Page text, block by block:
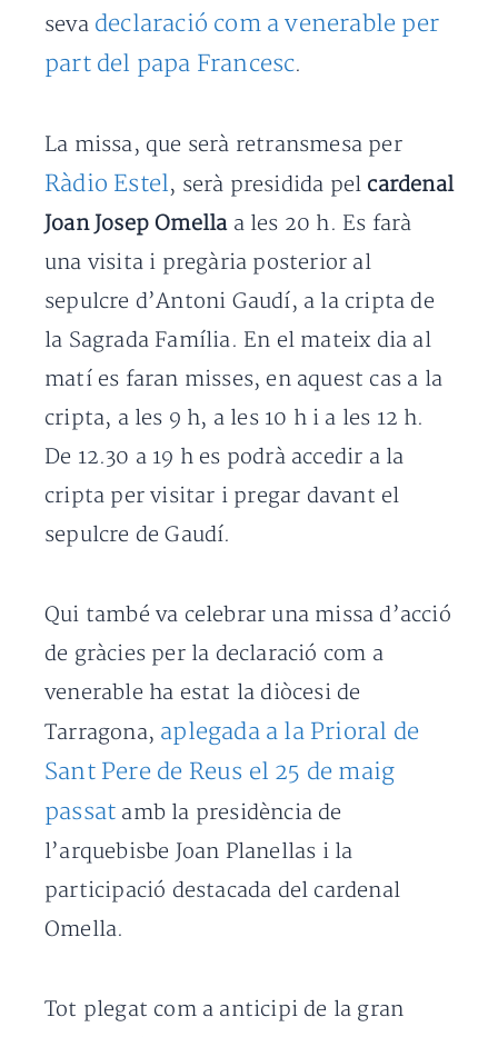
seva declaració com a venerable per
part del papa Francesc.
La missa, que serà retransmesa per
Ràdio Estel, serà presidida pel cardenal
Joan Josep Omellaa les 20 h. Es farà
una visita i pregària posterior al
sepulcre d’Antoni Gaudí, a la cripta de
la Sagrada Família. En el mateix dia al
matí es faran misses, en aquest cas a la
cripta, a les 9 h, a les 10 h i a les 12 h.
De 12.30 a 19 h es podrà accedir a la
cripta per visitar i pregar davant el
sepulcre de Gaudí.
Qui també va celebrar una missa d’acció
de gràcies per la declaració com a
venerable ha estat la diòcesi de
Tarragona, aplegada a la Prioral de
Sant Pere de Reus el 25 de maig
passat amb la presidència de
l’arquebisbe Joan Planellas i la
participació destacada del cardenal
Omella.
Tot plegat com a anticipi de la gran